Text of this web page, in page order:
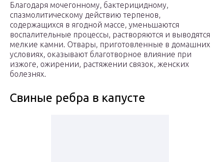
Благодаря мочегонному, бактерицидному,
спазмолитическому действию терпенов,
содержащихся в ягодной массе, уменьшаются
воспалительные процессы, растворяются и выводятся
мелкие камни. Отвары, приготовленные в домашних
условиях, оказывают благотворное влияние при
изжоге, ожирении, растяжении связок, женских
болезнях.
Свиные ребра в капусте